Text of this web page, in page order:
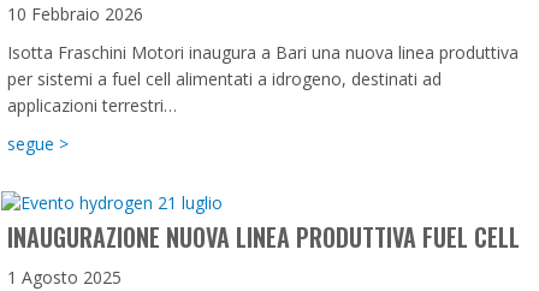
10 Febbraio 2026
Isotta Fraschini Motori inaugura a Bari una nuova linea produttiva
per sistemi a fuel cell alimentati a idrogeno, destinati ad
applicazioni terrestri…
segue >about A Bari nasce la nuova linea produttiva per le fuel cell
INAUGURAZIONE NUOVA LINEA PRODUTTIVA FUEL CELL
1 Agosto 2025